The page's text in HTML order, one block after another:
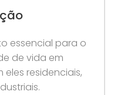
essencial para o
de vida em
eles residenciais,